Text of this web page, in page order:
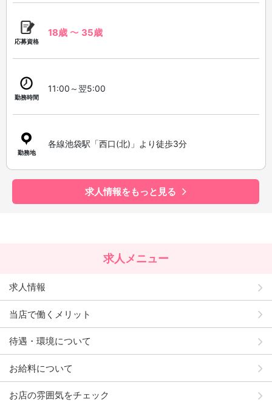
応募資格
18歳〜 35歳
勤務時間
11:00～翌5:00
勤務地
各線池袋駅「西口(北)」より徒歩3分
求人情報をもっと見る
求人メニュー
求人情報
当店で働くメリット
待遇・環境について
お給料について
お店の雰囲気をチェック